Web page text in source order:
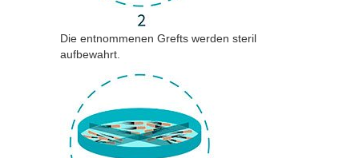
Die entnommenen Grefts werden steril
aufbewahrt.